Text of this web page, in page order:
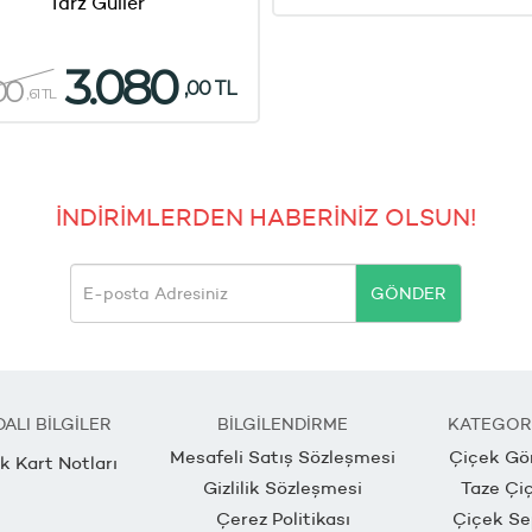
,61 TL 3.080 ,00 TL
İNDİRİMLERDEN HABERİNİZ OLSUN!
GÖNDER
BİLGİLER
Kart Notları
BİLGİLENDİRME
Mesafeli Satış Sözleşmesi
Gizlilik Sözleşmesi
Çerez Politikası
Çiçek
Taze
Çiçek